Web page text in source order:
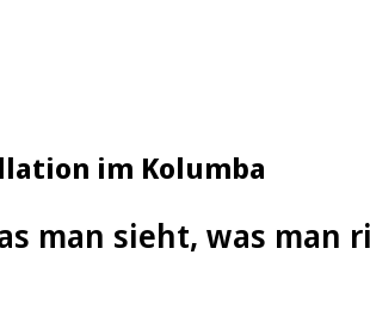
im Kolumba
man sieht, was man